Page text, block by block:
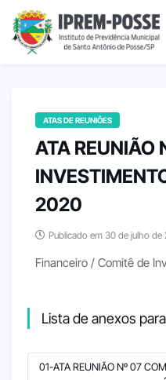
ATAS DE REUNIÕES
ATA REUNIÃO
2020
Publicado em 30 de julho de
Financeiro / Comitê de
Lista de anexos
01-ATA REUNIÃO Nº 07